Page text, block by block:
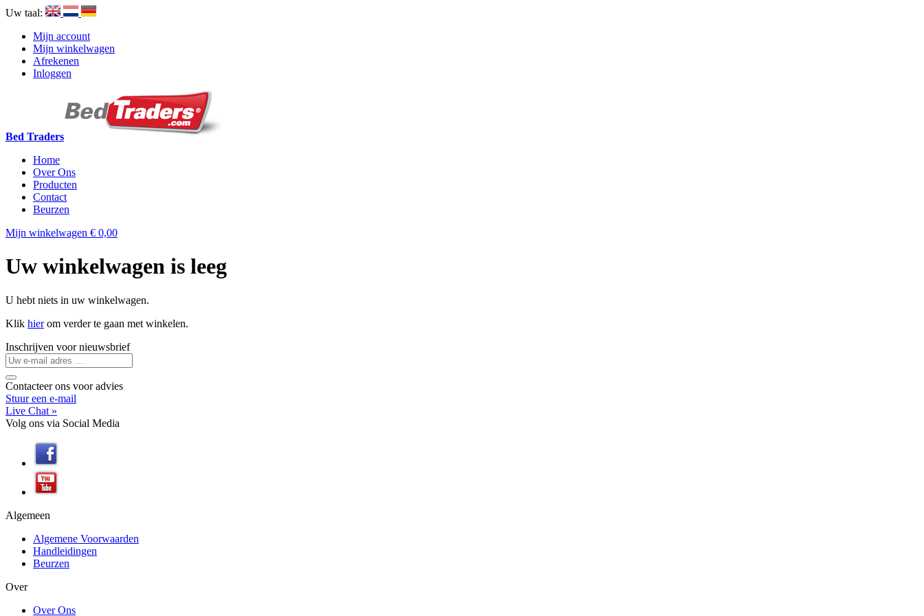
Uw taal:
Mijn account
Mijn winkelwagen
Afrekenen
Inloggen
Bed Traders
Home
Over Ons
Producten
Contact
Beurzen
Mijn winkelwagen € 0,00
Uw winkelwagen is leeg
U hebt niets in uw winkelwagen.
Klik hierom verder te gaan met winkelen.
Inschrijven voornieuwsbrief
Contacteerons voor advies
Stuur een e-mail
Live Chat »
Volg ons via Social Media
Algemeen
Algemene Voorwaarden
Handleidingen
Beurzen
Over
Over Ons